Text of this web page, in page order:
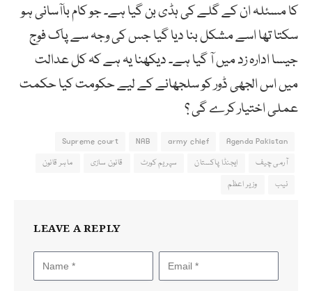
کا مسئلہ ان کے گلے کی ہڈی بن گیا ہے۔ جو کام باآسانی ہو
سکتا تھا اسے مشکل بنا دیا گیا جس کی وجہ سے پاک فوج
جیسا ادارہ زد میں آ گیا ہے۔ دیکھنا یہ ہے کہ کل عدالت
میں اس الجھی ڈور کو سلجھانے کے لیے حکومت کیا حکمت
عملی اختیار کرے گی ؟
Agenda Pakistan
army chief
NAB
Supreme court
آرمی چیف
ایجنڈا پاکستان سپریم کورٹ قانون سازی
ماہر قانون
نیب
وزیر اعظم
LEAVE A REPLY